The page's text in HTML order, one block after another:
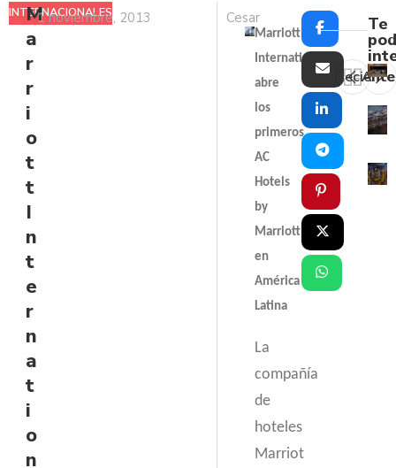
INTERNACIONALES
M
a
r
r
i
o
t
t
I
n
t
e
r
n
a
t
i
o
n
1 noviembre, 2013 Cesar
Marriott
International
abre
los
primeros
AC
Hotels
by
Marriott
en
América
Latina
La
compañía
de
hoteles
Marriot
Reciente
Te